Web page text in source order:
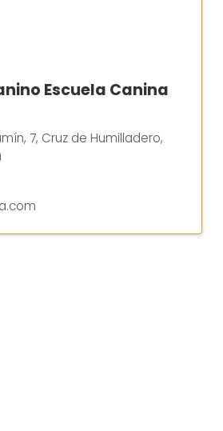
Escuela Canina
7, Cruz de Humilladero,